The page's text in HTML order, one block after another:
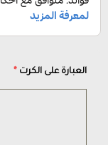
العبارة على الكرت *